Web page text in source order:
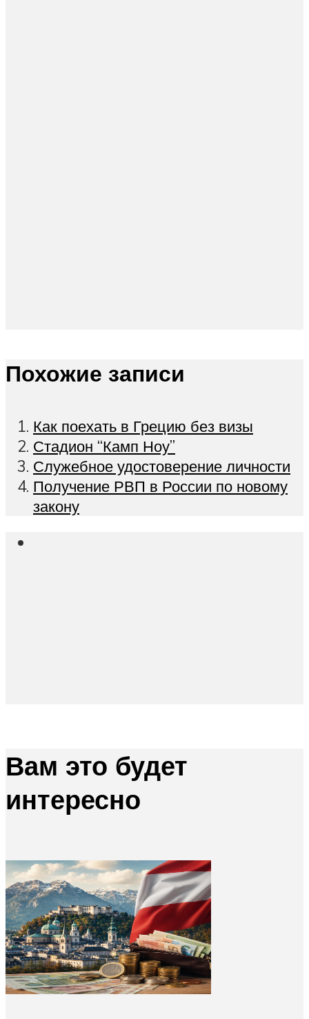
Похожие записи
Как поехать в Грецию без визы
Стадион “Камп Ноу”
Служебное удостоверение личности
Получение РВП в России по новому
закону
Вам это будет
интересно